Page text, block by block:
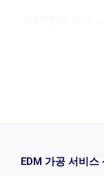
EDM 가공 서비스